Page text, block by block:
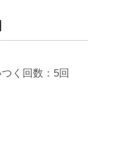
く回数：5回